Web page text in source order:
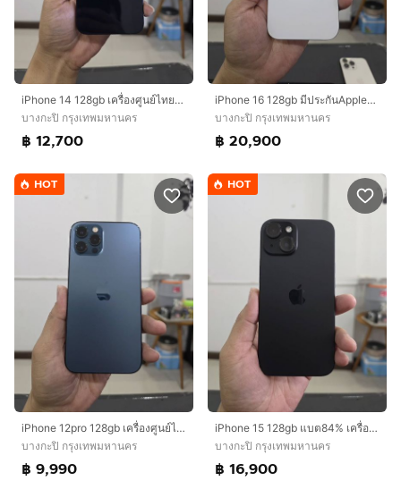
iPhone 14 128gb เครื่องศูนย์ไทยเดิมๆ
บางกะปิ กรุงเทพมหานคร
฿ 12,700
iPhone 16 128gb มีประกันAppleCare+ 22 กันยา 2570
บางกะปิ กรุงเทพมหานคร
฿ 20,900
HOT
iPhone 12pro 128gb เครื่องศูนย์ไทยเดิมๆ
บางกะปิ กรุงเทพมหานคร
฿ 9,990
HOT
iPhone 15 128gb แบต84% เครื่องศูนย์ไทยเดิมๆ
บางกะปิ กรุงเทพมหานคร
฿ 16,900